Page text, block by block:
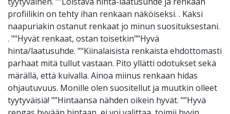
profiilikin on tehty ihan renkaan näköiseksi. . Kaksi
naapuriakin ostanut renkaat jo minun suosituksestani.
. ""Hyvät renkaat, ostan toisetkin""Hyvä
hinta/laatusuhde. ""Kiinalaisista renkaista ehdottomasti
parhaat mitä tullut vastaan. Pito yllätti odotukset sekä
märällä, että kuivalla. Ainoa miinus renkaan hidas
ohjautuvuus. Monille olen suositellut ja muutkin olleet
tyytyväisiä! ""Hintaansa nähden oikein hyvät. ""Hyvä